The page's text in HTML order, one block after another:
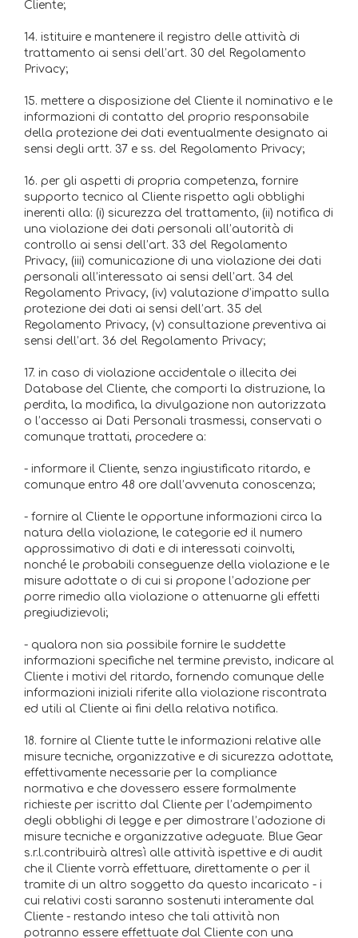
Cliente;
14. istituire e mantenere il registro delle attività di
trattamento ai sensi dell’art. 30 del Regolamento
Privacy;
15. mettere a disposizione del Cliente il nominativo e le
informazioni di contatto del proprio responsabile
della protezione dei dati eventualmente designato ai
sensi degli artt. 37 e ss. del Regolamento Privacy;
16. per gli aspetti di propria competenza, fornire
supporto tecnico al Cliente rispetto agli obblighi
inerenti alla: (i) sicurezza del trattamento, (ii) notifica di
una violazione dei dati personali all’autorità di
controllo ai sensi dell’art. 33 del Regolamento
Privacy, (iii) comunicazione di una violazione dei dati
personali all’interessato ai sensi dell’art. 34 del
Regolamento Privacy, (iv) valutazione d’impatto sulla
protezione dei dati ai sensi dell’art. 35 del
Regolamento Privacy, (v) consultazione preventiva ai
sensi dell’art. 36 del Regolamento Privacy;
17. in caso di violazione accidentale o illecita dei
Database del Cliente, che comporti la distruzione, la
perdita, la modifica, la divulgazione non autorizzata
o l’accesso ai Dati Personali trasmessi, conservati o
comunque trattati, procedere a:
- informare il Cliente, senza ingiustificato ritardo, e
comunque entro 48 ore dall’avvenuta conoscenza;
- fornire al Cliente le opportune informazioni circa la
natura della violazione, le categorie ed il numero
approssimativo di dati e di interessati coinvolti,
nonché le probabili conseguenze della violazione e le
misure adottate o di cui si propone l’adozione per
porre rimedio alla violazione o attenuarne gli effetti
pregiudizievoli;
- qualora non sia possibile fornire le suddette
informazioni specifiche nel termine previsto, indicare al
Cliente i motivi del ritardo, fornendo comunque delle
informazioni iniziali riferite alla violazione riscontrata
ed utili al Cliente ai fini della relativa notifica.
18. fornire al Cliente tutte le informazioni relative alle
misure tecniche, organizzative e di sicurezza adottate,
effettivamente necessarie per la compliance
normativa e che dovessero essere formalmente
richieste per iscritto dal Cliente per l’adempimento
degli obblighi di legge e per dimostrare l’adozione di
misure tecniche e organizzative adeguate. Blue Gear
s.r.l.contribuirà altresì alle attività ispettive e di audit
che il Cliente vorrà effettuare, direttamente o per il
tramite di un altro soggetto da questo incaricato - i
cui relativi costi saranno sostenuti interamente dal
Cliente - restando inteso che tali attività non
potranno essere effettuate dal Cliente con una